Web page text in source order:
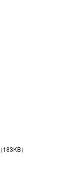
（183KB）